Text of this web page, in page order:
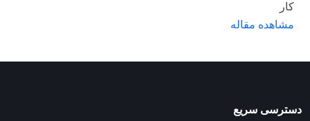
کار
مشاهده مقاله
دسترسی سریع